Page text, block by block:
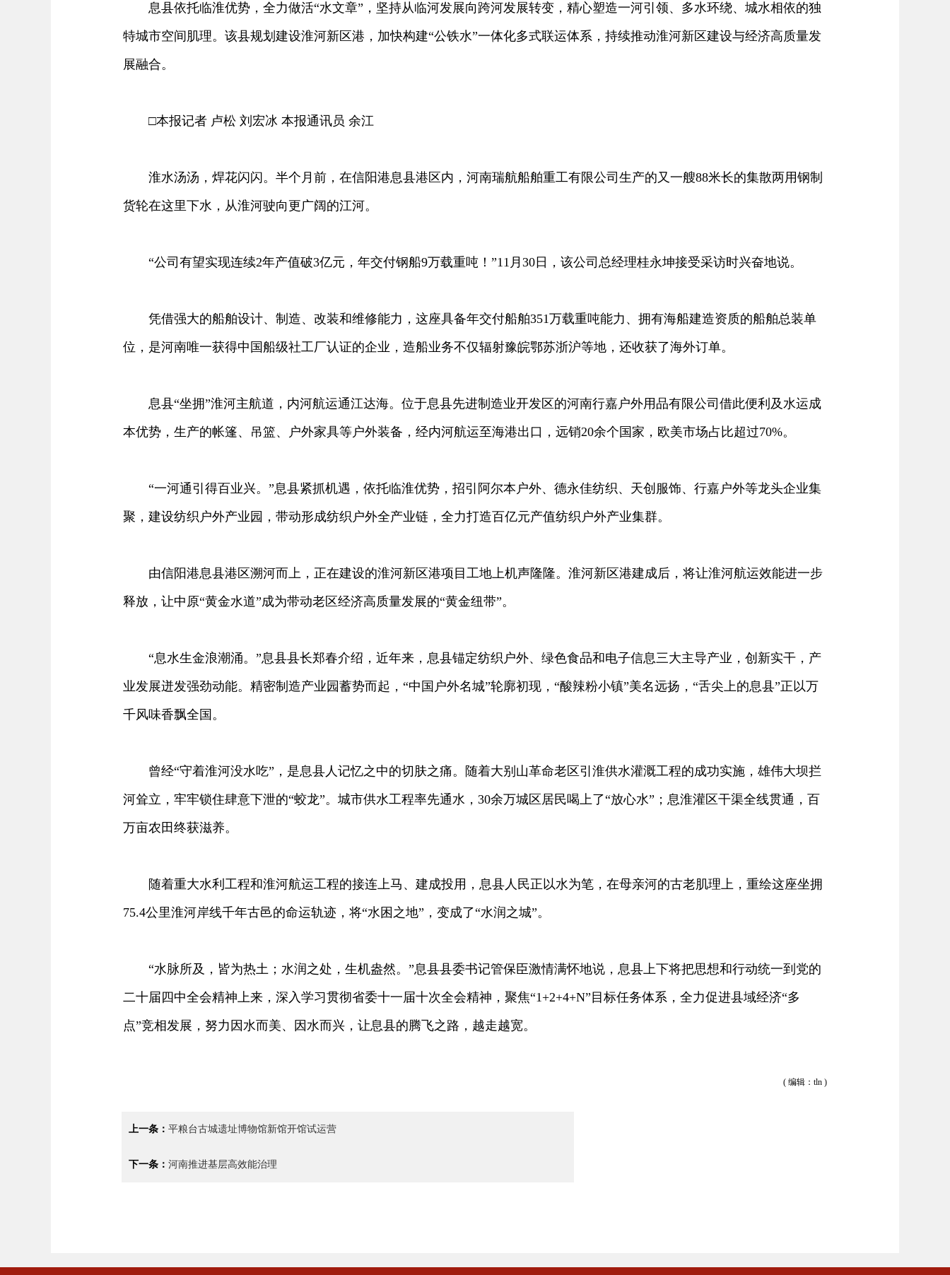
息县依托临淮优势，全力做活“水文章”，坚持从临河发展向跨河发展转变，精心塑造一河引领、多水环绕、城水相依的独
特城市空间肌理。该县规划建设淮河新区港，加快构建“公铁水”一体化多式联运体系，持续推动淮河新区建设与经济高质量发
展融合。
□本报记者 卢松 刘宏冰 本报通讯员 余江
淮水汤汤，焊花闪闪。半个月前，在信阳港息县港区内，河南瑞航船舶重工有限公司生产的又一艘88米长的集散两用钢制
货轮在这里下水，从淮河驶向更广阔的江河。
“公司有望实现连续2年产值破3亿元，年交付钢船9万载重吨！”11月30日，该公司总经理桂永坤接受采访时兴奋地说。
凭借强大的船舶设计、制造、改装和维修能力，这座具备年交付船舶351万载重吨能力、拥有海船建造资质的船舶总装单
位，是河南唯一获得中国船级社工厂认证的企业，造船业务不仅辐射豫皖鄂苏浙沪等地，还收获了海外订单。
息县“坐拥”淮河主航道，内河航运通江达海。位于息县先进制造业开发区的河南行嘉户外用品有限公司借此便利及水运成
本优势，生产的帐篷、吊篮、户外家具等户外装备，经内河航运至海港出口，远销20余个国家，欧美市场占比超过70%。
“一河通引得百业兴。”息县紧抓机遇，依托临淮优势，招引阿尔本户外、德永佳纺织、天创服饰、行嘉户外等龙头企业集
聚，建设纺织户外产业园，带动形成纺织户外全产业链，全力打造百亿元产值纺织户外产业集群。
由信阳港息县港区溯河而上，正在建设的淮河新区港项目工地上机声隆隆。淮河新区港建成后，将让淮河航运效能进一步
释放，让中原“黄金水道”成为带动老区经济高质量发展的“黄金纽带”。
“息水生金浪潮涌。”息县县长郑春介绍，近年来，息县锚定纺织户外、绿色食品和电子信息三大主导产业，创新实干，产
业发展迸发强劲动能。精密制造产业园蓄势而起，“中国户外名城”轮廓初现，“酸辣粉小镇”美名远扬，“舌尖上的息县”正以万
千风味香飘全国。
曾经“守着淮河没水吃”，是息县人记忆之中的切肤之痛。随着大别山革命老区引淮供水灌溉工程的成功实施，雄伟大坝拦
河耸立，牢牢锁住肆意下泄的“蛟龙”。城市供水工程率先通水，30余万城区居民喝上了“放心水”；息淮灌区干渠全线贯通，百
万亩农田终获滋养。
随着重大水利工程和淮河航运工程的接连上马、建成投用，息县人民正以水为笔，在母亲河的古老肌理上，重绘这座坐拥
75.4公里淮河岸线千年古邑的命运轨迹，将“水困之地”，变成了“水润之城”。
“水脉所及，皆为热土；水润之处，生机盎然。”息县县委书记管保臣激情满怀地说，息县上下将把思想和行动统一到党的
二十届四中全会精神上来，深入学习贯彻省委十一届十次全会精神，聚焦“1+2+4+N”目标任务体系，全力促进县域经济“多
点”竞相发展，努力因水而美、因水而兴，让息县的腾飞之路，越走越宽。
( 编辑：tln )
上一条： 平粮台古城遗址博物馆新馆开馆试运营
下一条： 河南推进基层高效能治理